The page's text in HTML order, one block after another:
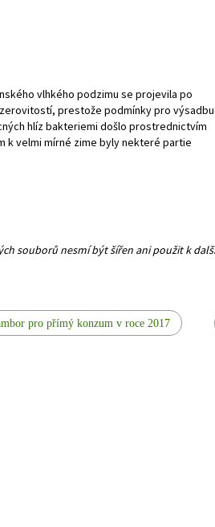
vlhkého podzimu se projevila po
prestože podmínky pro výsadbu
hlíz bakteriemi došlo prostrednictvím
k velmi mírné zime byly nekteré partie
souborů nesmí být šířen ani použit k
pro přímý konzum v roce 2017